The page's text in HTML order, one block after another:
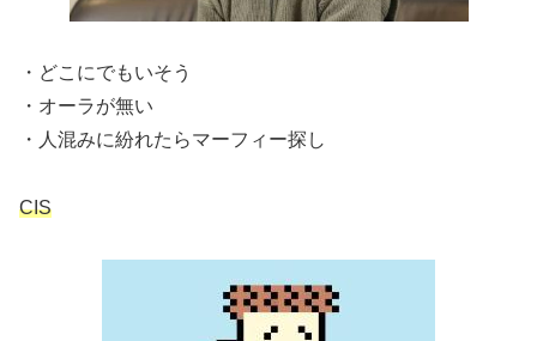
・どこにでもいそう
・オーラが無い
・人混みに紛れたらマーフィー探し
CIS